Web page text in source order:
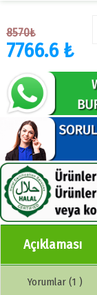
8570₺
7766.6 ₺
Açıklaması
Yorumlar (1 )